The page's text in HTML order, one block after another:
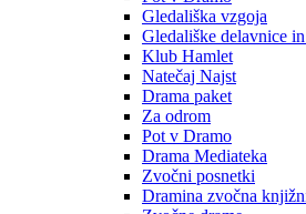
Gledališka vzgoja
Gledališke delavnice
Klub Hamlet
Natečaj Najst
Drama paket
Za odrom
Pot v Dramo
Drama Mediateka
Zvočni posnetki
Dramina zvočna